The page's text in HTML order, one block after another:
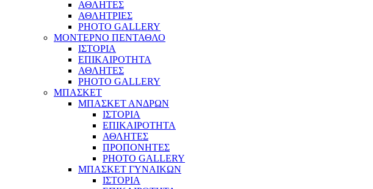
ΑΘΛΗΤΕΣ
ΑΘΛΗΤΡΙΕΣ
PHOTO GALLERY
ΜΟΝΤΕΡΝΟ ΠΕΝΤΑΘΛΟ
ΙΣΤΟΡΙΑ
ΕΠΙΚΑΙΡΟΤΗΤΑ
ΑΘΛΗΤΕΣ
PHOTO GALLERY
ΜΠΑΣΚΕΤ
ΜΠΑΣΚΕΤ ΑΝΔΡΩΝ
ΙΣΤΟΡΙΑ
ΕΠΙΚΑΙΡΟΤΗΤΑ
ΑΘΛΗΤΕΣ
ΠΡΟΠΟΝΗΤΕΣ
PHOTO GALLERY
ΜΠΑΣΚΕΤ ΓΥΝΑΙΚΩΝ
ΙΣΤΟΡΙΑ